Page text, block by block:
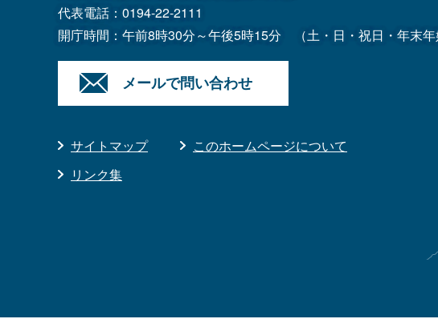
代表電話： 0194-22-2111
開庁時間：午前8時30分～午後5時15分
（土・日・祝日・年末年
メールで問い合わせ
サイトマップ
このホームページについて
リンク集